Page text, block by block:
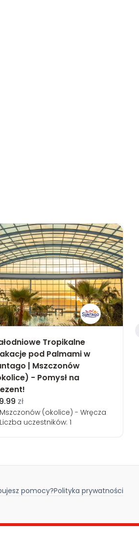
Tropikalne
pod Palmami w
| Mszczonów
- Pomysł na
zł
Mszczonów (okolice) - Wręcza
Liczba uczestników: 1
pomocy?Polityka prywatności